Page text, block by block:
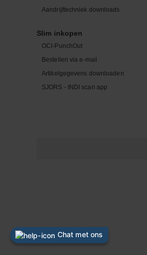
Aandrijftechniek downloads
Slim inkopen
OCI-PunchOut
Bestellen via e-mail
Artikelgegevens downloaden
SJORS - INDI scan app